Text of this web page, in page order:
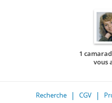
1
vous
Recherche CGV